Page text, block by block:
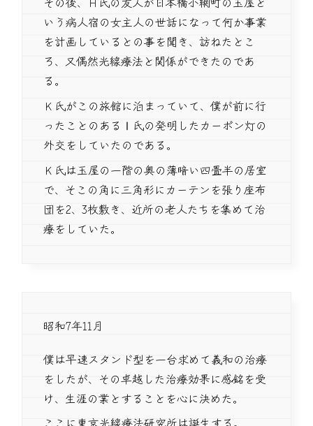
いう病人宿の女主人の世話になって何か事業
を計画しているとの事を聞き、訪ねたとこ
ろ、又偶然光線療法と関係ができたのであ
る。
Ｋ氏がこの旅館に泊まっていて、僕が前に行
ったことのあるⅠ氏の発明したカーボン灯の
外交をしていたのである。
Ｋ氏は玉屋の一階の奥の薄暗い四畳半の居室
で、そこの角に三角形にカーテンを張り座布
団を2、3枚敷き、近所の老人たちを集めて治
療をしていた。
昭和7年11月
僕は早速スタンド型を一台求めて義和の治療
をしたが、その卓越した治療効果に感銘を受
け、生涯の業とすることを心に決めた。